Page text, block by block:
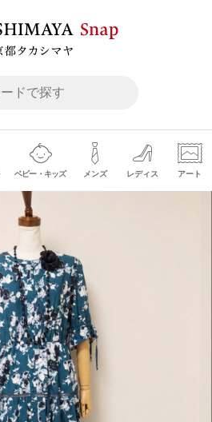
ベビー・キッズ メンズ レディス アート